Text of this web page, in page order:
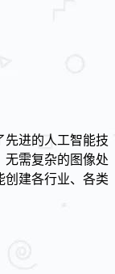
先进的人工智能技
无需复杂的图像处
创建各行业、各类